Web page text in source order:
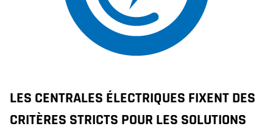
LES CENTRALES ÉLECTRIQUES FIXENT DES
CRITÈRES STRICTS POUR LES SOLUTIONS